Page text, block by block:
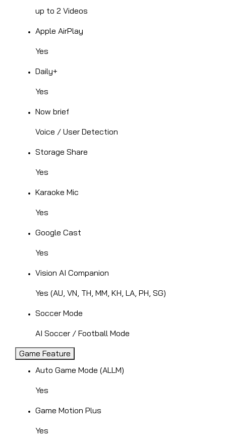
up to 2 Videos
Apple AirPlay
Yes
Daily+
Yes
Now brief
Voice / User Detection
Storage Share
Yes
Karaoke Mic
Yes
Google Cast
Yes
Vision AI Companion
Yes (AU, VN, TH, MM, KH, LA, PH, SG)
Soccer Mode
AI Soccer / Football Mode
Game Feature
Auto Game Mode (ALLM)
Yes
Game Motion Plus
Yes